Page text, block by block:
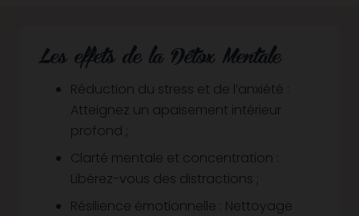
Les effets de la Détox Mentale
Réduction du stress et de l’anxiété :
Atteignez un apaisement intérieur
profond ;
Clarté mentale et concentration :
Libérez-vous des distractions ;
Résilience émotionnelle : Nettoyage